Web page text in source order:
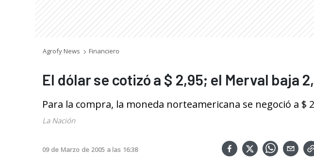
Agrofy News Financiero
El dólar se cotizó a $ 2,95; el Merval baja
Para la compra, la moneda norteamericana se negoció a $
La Nación
09 de Marzo de 2005 a las 16:38